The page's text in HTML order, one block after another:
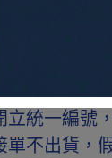
請勿下單
貨，需負
統一編號
不出貨，